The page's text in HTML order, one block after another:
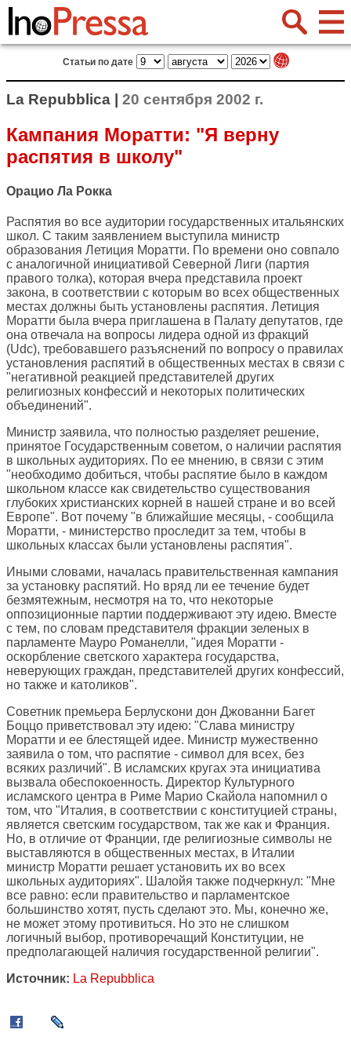
Статьи по дате
La Repubblica | 20 сентября 2002 г.
Кампания Моратти: "Я верну
распятия в школу"
Орацио Ла Рокка
Распятия во все аудитории государственных итальянских
школ. С таким заявлением выступила министр
образования Летиция Моратти. По времени оно совпало
с аналогичной инициативой Северной Лиги (партия
правого толка), которая вчера представила проект
закона, в соответствии с которым во всех общественных
местах должны быть установлены распятия. Летиция
Моратти была вчера приглашена в Палату депутатов, где
она отвечала на вопросы лидера одной из фракций
(Udc), требовавшего разъяснений по вопросу о правилах
установления распятий в общественных местах в связи с
"негативной реакцией представителей других
религиозных конфессий и некоторых политических
объединений".
Министр заявила, что полностью разделяет решение,
принятое Государственным советом, о наличии распятия
в школьных аудиториях. По ее мнению, в связи с этим
"необходимо добиться, чтобы распятие было в каждом
школьном классе как свидетельство существования
глубоких христианских корней в нашей стране и во всей
Европе". Вот почему "в ближайшие месяцы, - сообщила
Моратти, - министерство проследит за тем, чтобы в
школьных классах были установлены распятия".
Иными словами, началась правительственная кампания
за установку распятий. Но вряд ли ее течение будет
безмятежным, несмотря на то, что некоторые
оппозиционные партии поддерживают эту идею. Вместе
с тем, по словам представителя фракции зеленых в
парламенте Мауро Романелли, "идея Моратти -
оскорбление светского характера государства,
неверующих граждан, представителей других конфессий,
но также и католиков".
Советник премьера Берлускони дон Джованни Багет
Боццо приветствовал эту идею: "Слава министру
Моратти и ее блестящей идее. Министр мужественно
заявила о том, что распятие - символ для всех, без
всяких различий". В исламских кругах эта инициатива
вызвала обеспокоенность. Директор Культурного
исламского центра в Риме Марио Скайола напомнил о
том, что "Италия, в соответствии с конституцией страны,
является светским государством, так же как и Франция.
Но, в отличие от Франции, где религиозные символы не
выставляются в общественных местах, в Италии
министр Моратти решает установить их во всех
школьных аудиториях". Шалойя также подчеркнул: "Мне
все равно: если правительство и парламентское
большинство хотят, пусть сделают это. Мы, конечно же,
не может этому противиться. Но это не слишком
логичный выбор, противоречащий Конституции, не
предполагающей наличия государственной религии".
Источник: La Repubblica